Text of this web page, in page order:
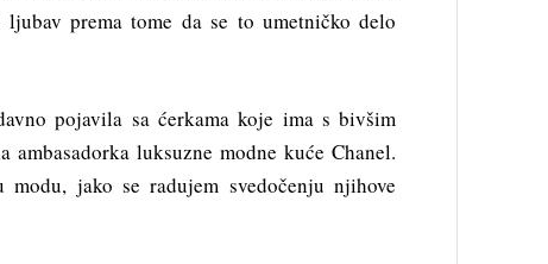
prema tome da se to umetničko delo
pojavila sa ćerkama koje ima s bivšim
ambasadorka luksuzne modne kuće Chanel.
jako se radujem svedočenju njihove